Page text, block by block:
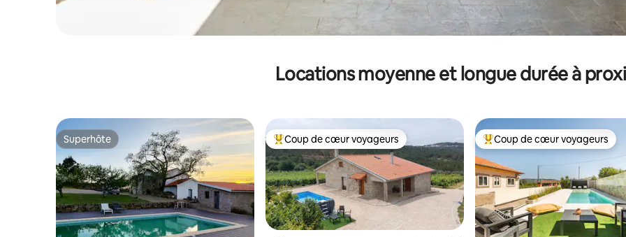
Locations moyenne et longue durée à
Superhôte
Superhôte Coups de cœur voyageurs les plus appréciés
Coup de cœur voyageurs Coups de cœur voyageurs les
Coup de cœur voyageurs